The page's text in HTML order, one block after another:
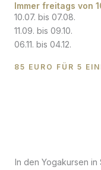
Immer freitags von
10.07. bis 07.08.
11.09. bis 09.10.
06.11. bis 04.12.
85 EURO FÜR 5
In den Yogakursen